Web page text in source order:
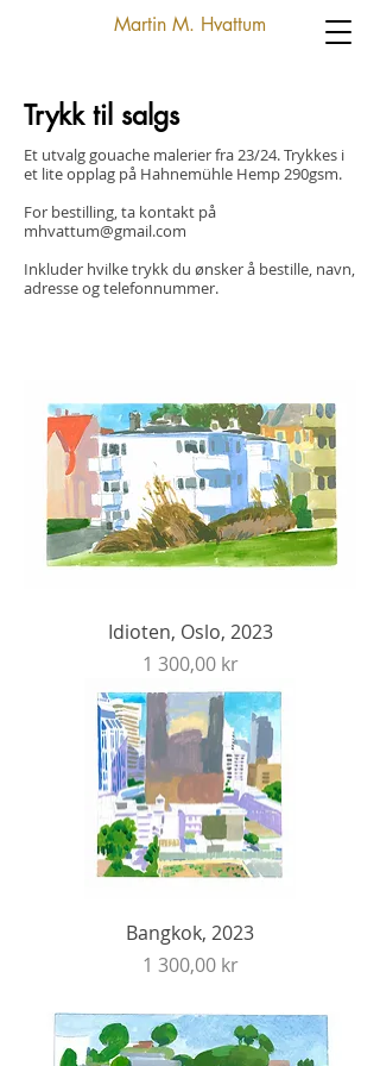
Martin M. Hvattum
Trykk til salgs
Et utvalg gouache malerier fra 23/24. Trykkes i
et lite opplag på Hahnemühle Hemp 290gsm.
For bestilling, ta kontakt på
mhvattum@gmail.com
Inkluder hvilke trykk du ønsker å bestille, navn,
adresse og telefonnummer.
Idioten, Oslo, 2023
Price
1 300,00 kr
Bangkok, 2023
Price
1 300,00 kr